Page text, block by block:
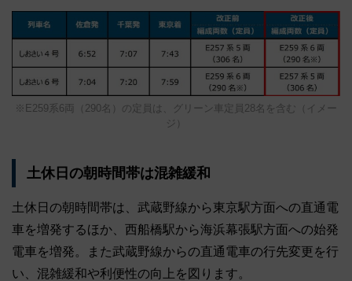
※E259系6両（290名）の定員は、グリーン車定員28名を含む（イメー
ジ）
土休日の朝時間帯は混雑緩和
土休日の朝時間帯は、武蔵野線から東京駅方面への直通電
車を増発するほか、西船橋駅から海浜幕張駅方面への始発
電車を増発。また武蔵野線からの直通電車の行先変更を行
い、混雑緩和や利便性の向上を図ります。